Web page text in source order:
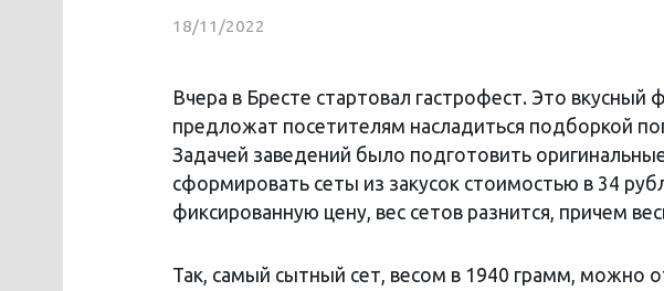
18/11/2022
Вчера в Бресте стартовал гастрофест. Это вкусный
предложат посетителям насладиться подборкой
Задачей заведений было подготовить
сформировать сеты из закусок стоимостью в 34
фиксированную цену, вес сетов разнится, причем
Так, самый сытный сет, весом в 1940 грамм, можно